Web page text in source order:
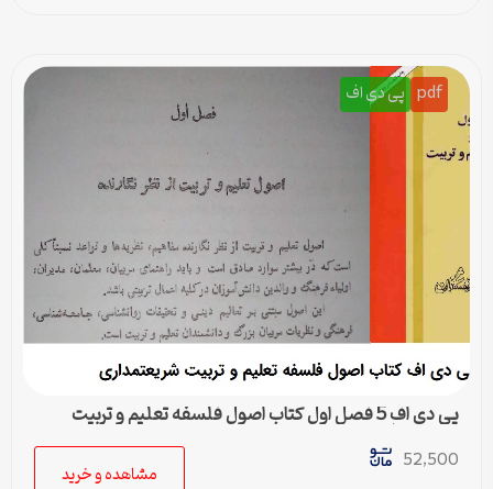
pdf پی دی اف
پی دی اف 5 فصل اول کتاب اصول فلسفه تعلیم و تربیت
شریعتمداری
52,500
مشاهده و خرید